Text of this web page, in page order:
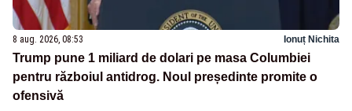
8 aug. 2026, 08:53 Ionuț Nichita
Trump pune 1 miliard de dolari pe masa Columbiei
pentru războiul antidrog. Noul președinte promite o
ofensivă